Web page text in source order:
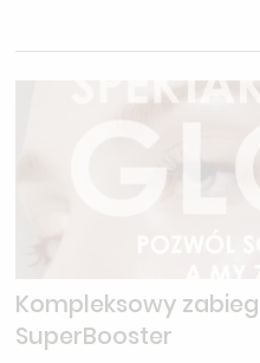
Kompleksowy
SuperBooster